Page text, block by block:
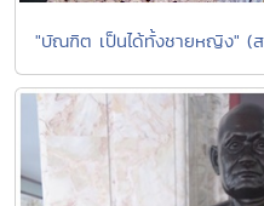
"บัณฑิต เป็นได้ทั้งชายหญิง" (